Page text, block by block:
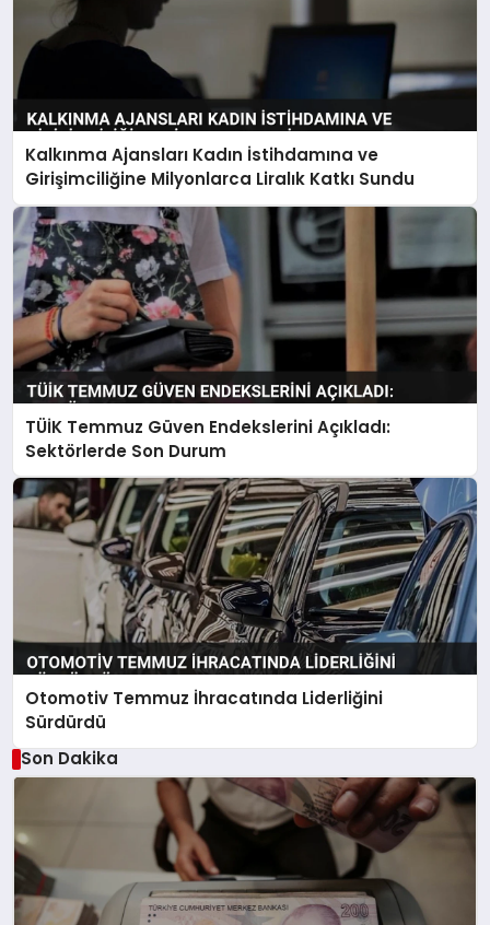
Kalkınma Ajansları Kadın İstihdamına ve
Girişimciliğine Milyonlarca Liralık Katkı Sundu
TÜİK Temmuz Güven Endekslerini Açıkladı:
Sektörlerde Son Durum
Otomotiv Temmuz İhracatında Liderliğini
Sürdürdü
Son Dakika